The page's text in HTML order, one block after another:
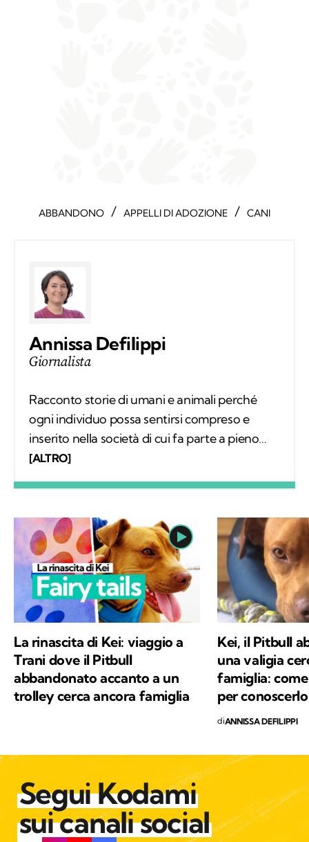
ABBANDONO / APPELLI DI ADOZIONE / CANI
Annissa Defilippi
Giornalista
Racconto storie di umani e animali perché
ogni individuo possa sentirsi compreso e
inserito nella società di cui fa parte a pieno
diritto. Scrivo articoli e realizzo video
possono continuare a vivere.
[ALTRO]
La rinascita di Kei: viaggio a
Trani dove il Pitbull
abbandonato accanto a un
trolley cerca ancora famiglia
Kei, il Pitbull
una valigia
famiglia:
per conoscerlo
diANNISSA DEFILIPPI
Segui Kodami
sui canali social